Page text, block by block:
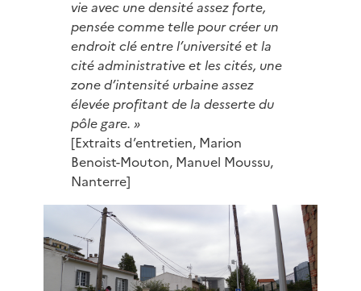
vie avec une densité assez forte,
pensée comme telle pour créer un
endroit clé entre l’université et la
cité administrative et les cités, une
zone d’intensité urbaine assez
élevée profitant de la desserte du
pôle gare. »
[Extraits d’entretien, Marion
Benoist-Mouton, Manuel Moussu,
Nanterre]